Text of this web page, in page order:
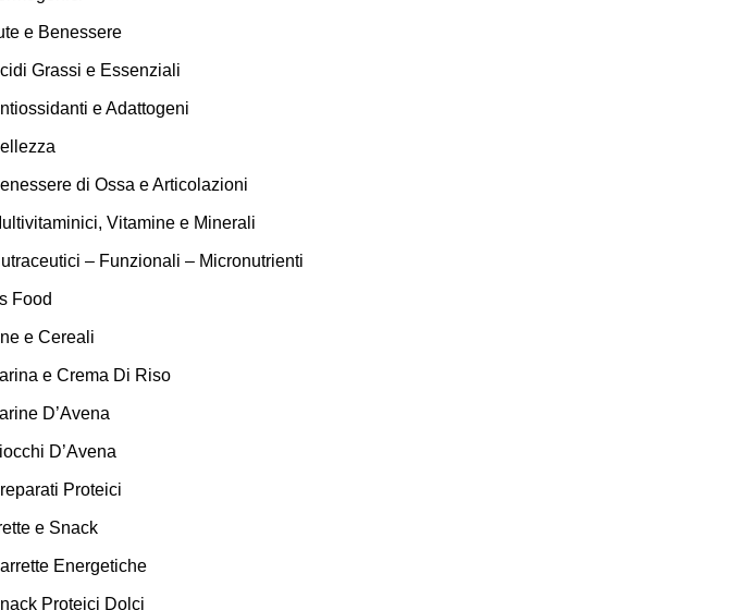
e Benessere
Grassi e Essenziali
e Adattogeni
di Ossa e Articolazioni
Vitamine e Minerali
– Funzionali – Micronutrienti
Food
e Cereali
e Crema Di Riso
D’Avena
D’Avena
Proteici
e Snack
Energetiche
Proteici Dolci